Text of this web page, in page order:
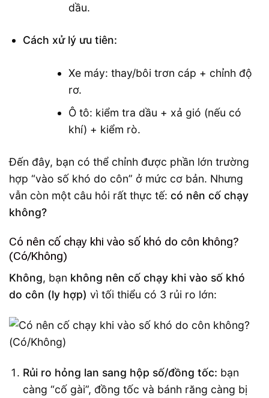
dầu.
Cách xử lý ưu tiên:
Xe máy: thay/bôi trơn cáp + chỉnh độ
rơ.
Ô tô: kiểm tra dầu + xả gió (nếu có
khí) + kiểm rò.
Đến đây, bạn có thể chỉnh được phần lớn trường
hợp “vào số khó do côn” ở mức cơ bản. Nhưng
vẫn còn một câu hỏi rất thực tế: có nên cố chạy
không?
Có nên cố chạy khi vào số khó do côn không?
(Có/Không)
Không, bạn không nên cố chạy khi vào số khó
do côn (ly hợp) vì tối thiểu có 3 rủi ro lớn:
Rủi ro hỏng lan sang hộp số/đồng tốc: bạn
càng “cố gài”, đồng tốc và bánh răng càng bị